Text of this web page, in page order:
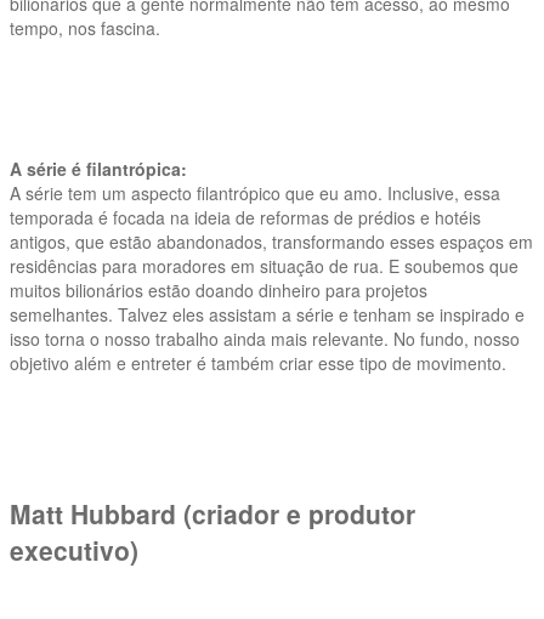
tempo, nos fascina.
A série é filantrópica:
A série tem um aspecto filantrópico que eu amo. Inclusive, essa
temporada é focada na ideia de reformas de prédios e hotéis
antigos, que estão abandonados, transformando esses espaços em
residências para moradores em situação de rua. E soubemos que
muitos bilionários estão doando dinheiro para projetos
semelhantes. Talvez eles assistam a série e tenham se inspirado e
isso torna o nosso trabalho ainda mais relevante. No fundo, nosso
objetivo além e entreter é também criar esse tipo de movimento.
Matt Hubbard (criador e produtor
executivo)